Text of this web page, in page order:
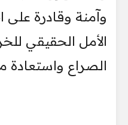
وآمنة وقادرة
الأمل الحقيقي
الصراع واستعادة